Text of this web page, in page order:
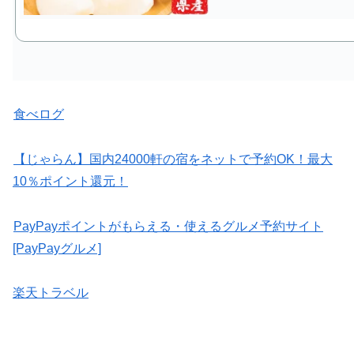
食べログ
【じゃらん】国内24000軒の宿をネットで予約OK！最大
10％ポイント還元！
PayPayポイントがもらえる・使えるグルメ予約サイト
[PayPayグルメ]
楽天トラベル